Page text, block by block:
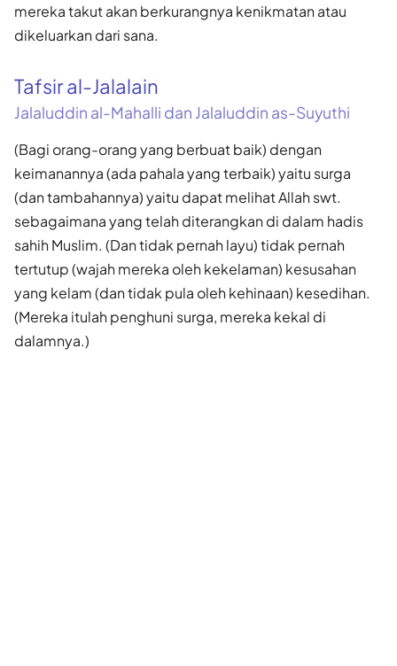
mereka takut akan berkurangnya kenikmatan atau
dikeluarkan dari sana.
Tafsir al-Jalalain
Jalaluddin al-Mahalli dan Jalaluddin as-Suyuthi
(Bagi orang-orang yang berbuat baik) dengan
keimanannya (ada pahala yang terbaik) yaitu surga
(dan tambahannya) yaitu dapat melihat Allah swt.
sebagaimana yang telah diterangkan di dalam hadis
sahih Muslim. (Dan tidak pernah layu) tidak pernah
tertutup (wajah mereka oleh kekelaman) kesusahan
yang kelam (dan tidak pula oleh kehinaan) kesedihan.
(Mereka itulah penghuni surga, mereka kekal di
dalamnya.)